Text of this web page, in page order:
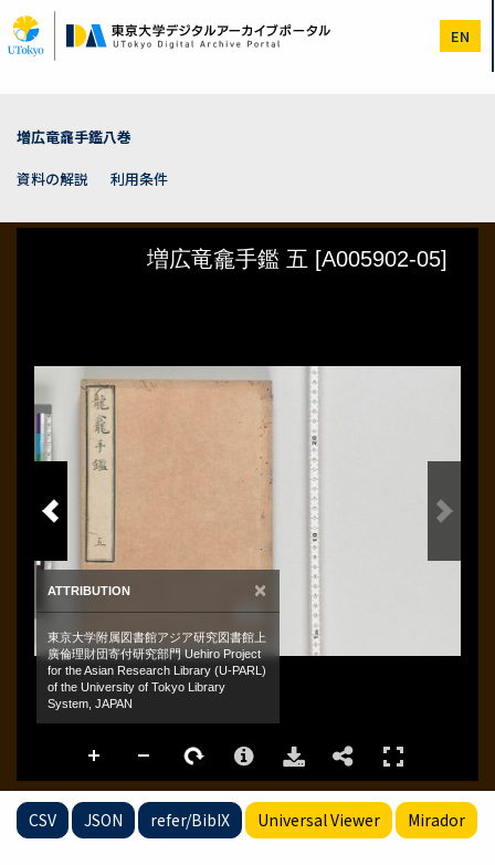
イ
ン
EN
増広竜龕手鑑八巻
資料の解説
利用条件
CSV JSON refer/BibIX Universal Viewer Mirador